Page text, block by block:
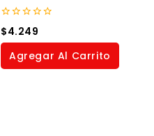
0
out
of
$4.249
Agregar Al Carrito